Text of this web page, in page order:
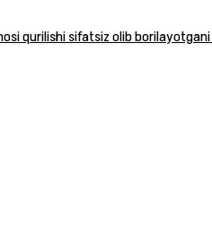
qurilishi sifatsiz olib